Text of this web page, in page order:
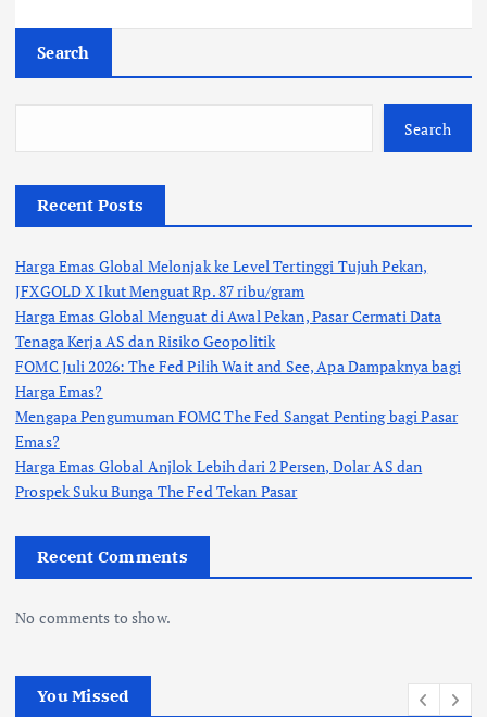
Search
Search
Recent Posts
Harga Emas Global Melonjak ke Level Tertinggi Tujuh Pekan,
JFXGOLD X Ikut Menguat Rp. 87 ribu/gram
Harga Emas Global Menguat di Awal Pekan, Pasar Cermati Data
Tenaga Kerja AS dan Risiko Geopolitik
FOMC Juli 2026: The Fed Pilih Wait and See, Apa Dampaknya bagi
Harga Emas?
Mengapa Pengumuman FOMC The Fed Sangat Penting bagi Pasar
Emas?
Harga Emas Global Anjlok Lebih dari 2 Persen, Dolar AS dan
Prospek Suku Bunga The Fed Tekan Pasar
Recent Comments
No comments to show.
You Missed